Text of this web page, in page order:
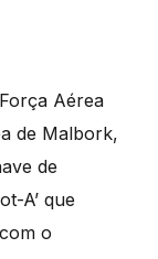
Aérea
de Malbork,
de
A’ que
o